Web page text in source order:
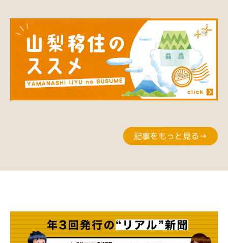
記事をもっと見る→